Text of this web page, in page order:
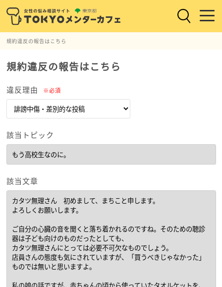
規約違反の報告はこちら
規約違反の報告はこちら
違反理由 ※必須
該当トピック
該当文章